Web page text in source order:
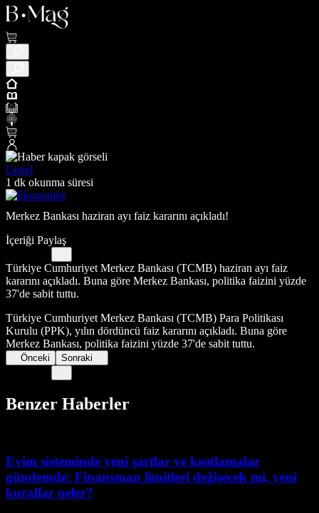
Genel
1 dk okunma süresi
Merkez Bankası haziran ayı faiz kararını açıkladı!
İçeriği Paylaş
Türkiye Cumhuriyet Merkez Bankası (TCMB) haziran ayı faiz
kararını açıkladı. Buna göre Merkez Bankası, politika faizini yüzde
37'de sabit tuttu.
Türkiye Cumhuriyet Merkez Bankası (TCMB) Para Politikası
Kurulu (PPK), yılın dördüncü faiz kararını açıkladı. Buna göre
Merkez Bankası, politika faizini yüzde 37'de sabit tuttu.
Önceki Sonraki
Benzer Haberler
Evim sisteminde yeni şartlar ve kısıtlamalar
gündemde: Finansman limitleri değişecek mi, yeni
kurallar neler?